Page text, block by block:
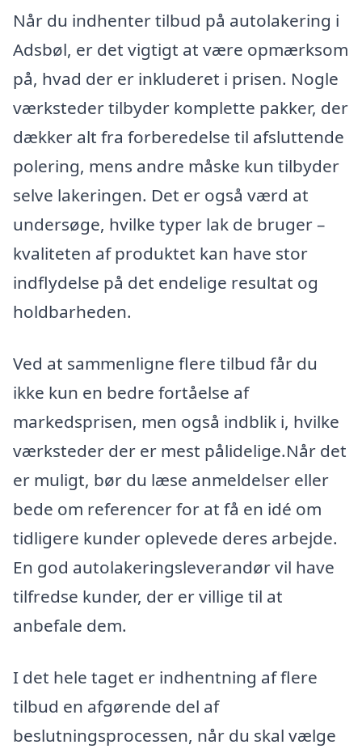
Når du indhenter tilbud på autolakering i
Adsbøl, er det vigtigt at være opmærksom
på, hvad der er inkluderet i prisen. Nogle
værksteder tilbyder komplette pakker, der
dækker alt fra forberedelse til afsluttende
polering, mens andre måske kun tilbyder
selve lakeringen. Det er også værd at
undersøge, hvilke typer lak de bruger –
kvaliteten af produktet kan have stor
indflydelse på det endelige resultat og
holdbarheden.
Ved at sammenligne flere tilbud får du
ikke kun en bedre fortåelse af
markedsprisen, men også indblik i, hvilke
værksteder der er mest pålidelige.Når det
er muligt, bør du læse anmeldelser eller
bede om referencer for at få en idé om
tidligere kunder oplevede deres arbejde.
En god autolakeringsleverandør vil have
tilfredse kunder, der er villige til at
anbefale dem.
I det hele taget er indhentning af flere
tilbud en afgørende del af
beslutningsprocessen, når du skal vælge